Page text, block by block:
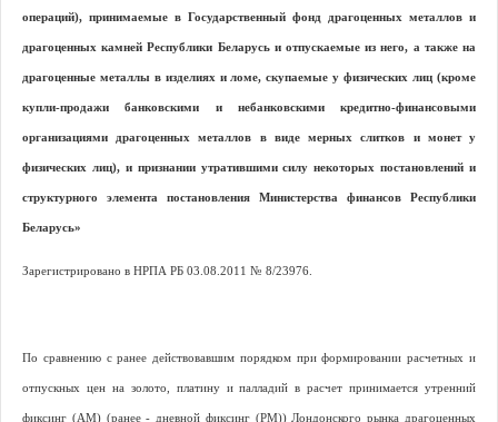
операций), принимаемые в Государственный фонд драгоценных металлов и
драгоценных камней Республики Беларусь и отпускаемые из него, а также на
драгоценные металлы в изделиях и ломе, скупаемые у физических лиц (кроме
купли-продажи банковскими и небанковскими кредитно-финансовыми
организациями драгоценных металлов в виде мерных слитков и монет у
физических лиц), и признании утратившими силу некоторых постановлений и
структурного элемента постановления Министерства финансов Республики
Беларусь»
Зарегистрировано в НРПА РБ 03.08.2011 № 8/23976.
По сравнению с ранее действовавшим порядком при формировании расчетных и
отпускных цен на золото, платину и палладий в расчет принимается утренний
фиксинг (AM) (ранее - дневной фиксинг (РМ)) Лондонского рынка драгоценных